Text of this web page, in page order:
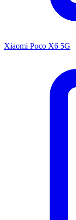
Xiaomi Poco X6 5G